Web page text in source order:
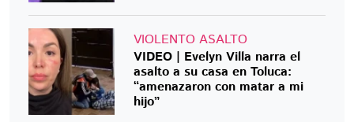
VIOLENTO ASALTO
VIDEO | Evelyn Villa narra el
asalto a su casa en Toluca:
“amenazaron con matar a mi
hijo”